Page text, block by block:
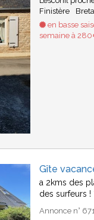
Finistère
en basse
semaine à
Gîte
a 2kms des
des surfeurs !
Annonce n°